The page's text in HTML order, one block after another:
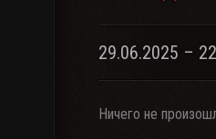
29.06.2025 –
Ничего не